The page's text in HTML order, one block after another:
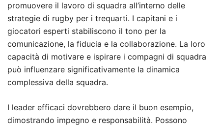
promuovere il lavoro di squadra all’interno delle
strategie di rugby per i trequarti. I capitani e i
giocatori esperti stabiliscono il tono per la
comunicazione, la fiducia e la collaborazione. La loro
capacità di motivare e ispirare i compagni di squadra
può influenzare significativamente la dinamica
complessiva della squadra.
I leader efficaci dovrebbero dare il buon esempio,
dimostrando impegno e responsabilità. Possono